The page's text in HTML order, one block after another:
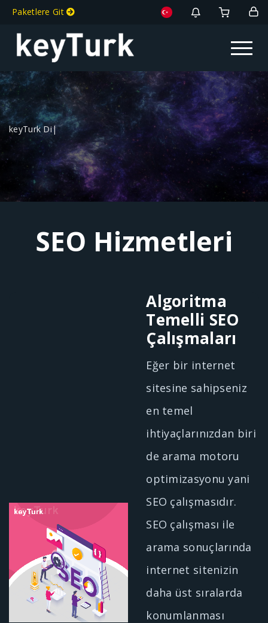
Paketlere Git
Toggle
keyTurk Dijita|
SEO Hizmetleri
Algoritma
Temelli SEO
Çalışmaları
Eğer bir internet
sitesine sahipseniz
en temel
ihtiyaçlarınızdan biri
de arama motoru
optimizasyonu yani
SEO çalışmasıdır.
SEO çalışması ile
arama sonuçlarında
internet sitenizin
daha üst sıralarda
konumlanması